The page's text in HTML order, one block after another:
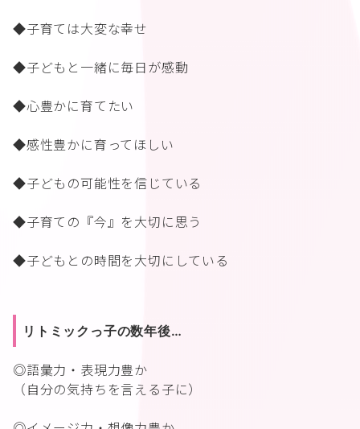
◆子育ては大変な幸せ
◆子どもと一緒に毎日が感動
◆心豊かに育てたい
◆感性豊かに育ってほしい
◆子どもの可能性を信じている
◆子育ての『今』を大切に思う
◆子どもとの時間を大切にしている
リトミックっ子の数年後…
◎語彙力・表現力豊か
（自分の気持ちを言える子に）